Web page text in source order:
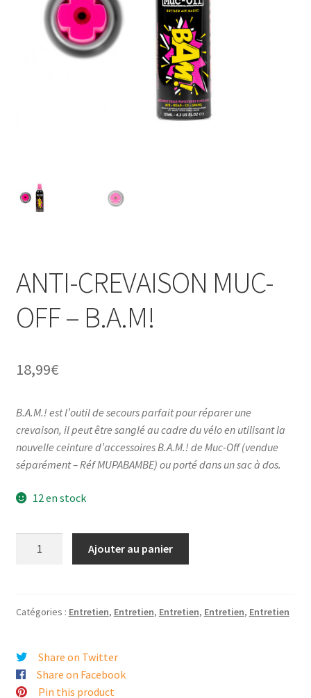
Mon compte
ANTI-CREVAISON MUC-
OFF – B.A.M!
18,99€
B.A.M.! est l’outil de secours parfait pour réparer une
crevaison, il peut être sanglé au cadre du vélo en utilisant la
nouvelle ceinture d’accessoires B.A.M.! de Muc-Off (vendue
séparément – Réf MUPABAMBE) ou porté dans un sac à dos.
12 en stock
MUC-
B.A.M!
Ajouter au panier
Catégories : Entretien, Entretien, Entretien, Entretien, Entretien
Share on Twitter
Share on Facebook
Pin this product